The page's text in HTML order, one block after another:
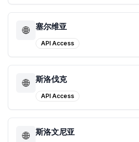
🌐 塞尔维亚
API Access
🌐 斯洛伐克
API Access
🌐 斯洛文尼亚